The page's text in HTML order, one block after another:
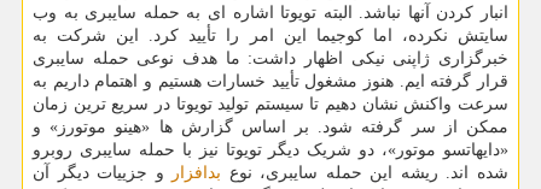
انبار کردن آنها نباشد. البته تویوتا اشاره ای به حمله سایبری به وب
سایتش نکرده، اما کوجیما این امر را تأیید کرد. این شرکت به
خبرگزاری ژاپنی نیکی اظهار داشت: ما هدف نوعی حمله سایبری
قرار گرفته ایم. هنوز مشغول تأیید خسارات هستیم و اهتمام داریم به
سرعت واکنش نشان دهیم تا سیستم تولید تویوتا در سریع ترین زمان
ممکن از سر گرفته شود. بر اساس گزارش ها «هینو موتورز» و
«دایهاتسو موتور»، دو شریک دیگر تویوتا نیز با حمله سایبری روبرو
شده اند. ریشه این حمله سایبری، نوع بدافزار
و جزییات دیگر آن